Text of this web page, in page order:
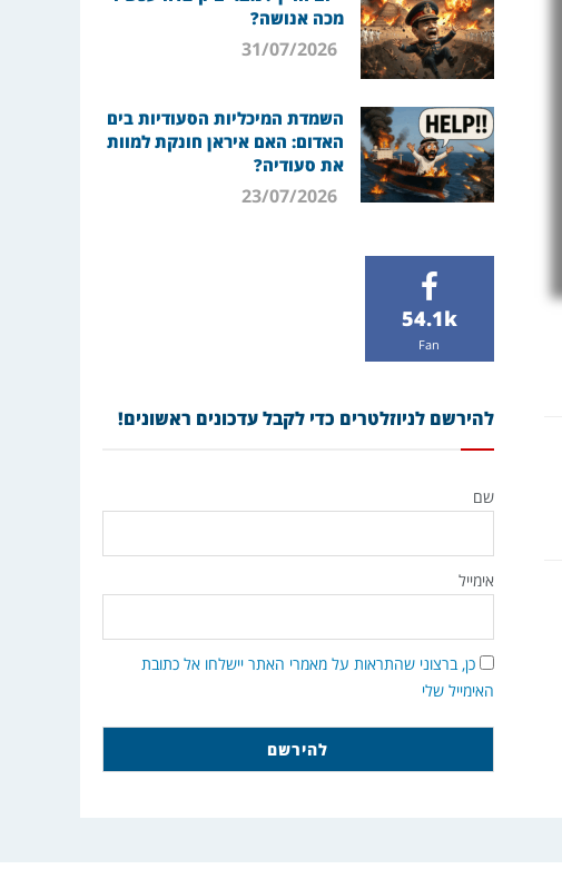
מכה אנושה?
31/07/2026
השמדת המיכליות הסעודיות בים
האדום: האם איראן חונקת למוות
את סעודיה?
23/07/2026
54.1k
Fan
להירשם לניוזלטרים כדי לקבל עדכונים ראשונים!
שם
אימייל
כן, ברצוני שהתראות על מאמרי האתר יישלחו אל כתובת
האימייל שלי